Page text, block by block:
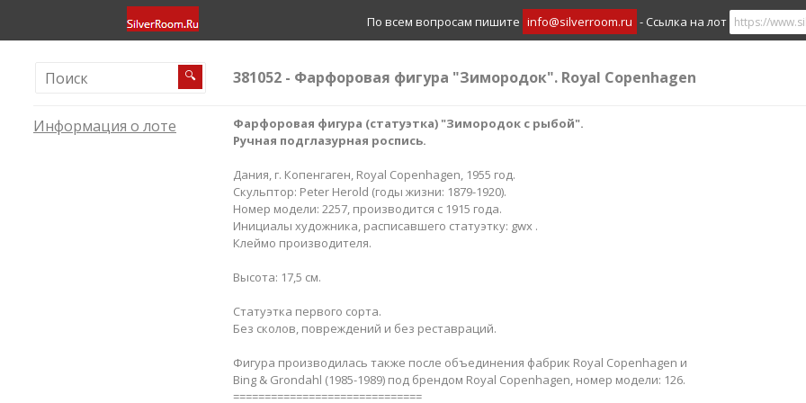
По всем вопросам пишите info@silverroom.ru - Ссылка на лот
🔍 381052 - Фарфоровая фигура "Зимородок". Royal Copenhagen
Информация о лоте
Фарфоровая фигура (статуэтка) "Зимородок с рыбой".
Ручная подглазурная роспись.
Дания, г. Копенгаген, Royal Copenhagen, 1955 год.
Скульптор: Peter Herold (годы жизни: 1879-1920).
Номер модели: 2257, производится с 1915 года.
Инициалы художника, расписавшего статуэтку: gwx .
Клеймо производителя.
Высота: 17,5 см.
Статуэтка первого сорта.
Без сколов, повреждений и без реставраций.
Фигура производилась также после объединения фабрик Royal Copenhagen и
Bing & Grondahl (1985-1989) под брендом Royal Copenhagen, номер модели: 126.
==============================